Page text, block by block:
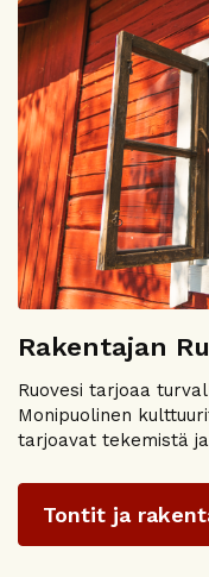
Rakentajan
Ruovesi tarjoaa
Monipuolinen
tarjoavat tekemistä
Tontit ja